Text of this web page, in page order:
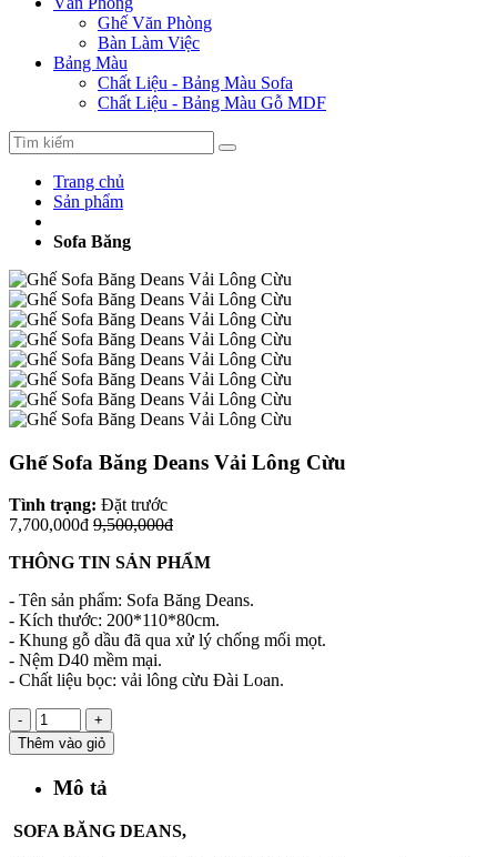
Ghế Văn Phòng
Bàn Làm Việc
Bảng Màu
Chất Liệu - Bảng Màu Sofa
Chất Liệu - Bảng Màu Gỗ MDF
Trang chủ
Sản phẩm
Sofa Băng
Ghế Sofa Băng Deans Vải Lông Cừu
Tình trạng: Đặt trước
7,700,000đ 9,500,000đ
THÔNG TIN SẢN PHẨM
- Tên sản phẩm: Sofa Băng Deans.
- Kích thước: 200*110*80cm.
- Khung gỗ dầu đã qua xử lý chống mối mọt.
- Nệm D40 mềm mại.
- Chất liệu bọc: vải lông cừu Đài Loan.
-
+
Thêm vào giỏ
Mô tả
SOFA BĂNG DEANS,